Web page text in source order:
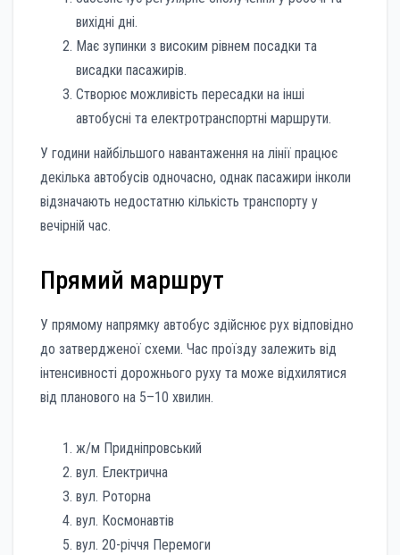
вихідні дні.
Має зупинки з високим рівнем посадки та
висадки пасажирів.
Створює можливість пересадки на інші
автобусні та електротранспортні маршрути.
У години найбільшого навантаження на лінії працює
декілька автобусів одночасно, однак пасажири інколи
відзначають недостатню кількість транспорту у
вечірній час.
Прямий маршрут
У прямому напрямку автобус здійснює рух відповідно
до затвердженої схеми. Час проїзду залежить від
інтенсивності дорожнього руху та може відхилятися
від планового на 5–10 хвилин.
ж/м Придніпровський
вул. Електрична
вул. Роторна
вул. Космонавтів
вул. 20-річчя Перемоги